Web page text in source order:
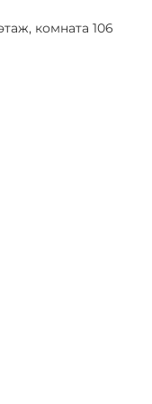
комната 106